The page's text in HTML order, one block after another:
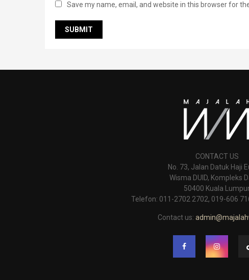
Save my name, email, and website in this browser for
CONTACT US
No. 73, Jalan Datuk Haji
Wisma DUID, Kompleks
50400 Kuala
Telefon: 011-2702 2702, 019-606
Contact us: